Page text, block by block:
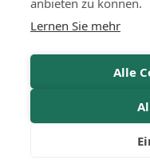
anbieten zu können.
Lernen Sie mehr
Alle